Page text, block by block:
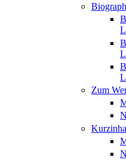
Zum